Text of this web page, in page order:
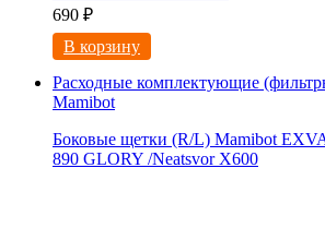
690 ₽
В корзину
Расходные комплектующие
Mamibot
Боковые щетки (R/L) Mamibot
890 GLORY /Neatsvor X600